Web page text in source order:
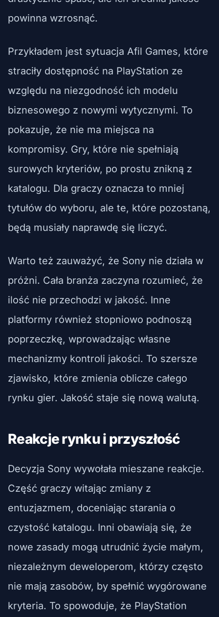
powinna wzrosnąć.
Przykładem jest sytuacja Afil Games, które
straciły dostępność na PlayStation ze
względu na niezgodność ich modelu
biznesowego z nowymi wytycznymi. To
pokazuje, że nie ma miejsca na
kompromisy. Gry, które nie spełniają
surowych kryteriów, po prostu znikną z
katalogu. Dla graczy oznacza to mniej
tytułów do wyboru, ale te, które pozostaną,
będą musiały naprawdę się liczyć.
Warto też zauważyć, że Sony nie działa w
próżni. Cała branża zaczyna rozumieć, że
ilość nie przechodzi w jakość. Inne
platformy również stopniowo podnoszą
poprzeczkę, wprowadzając własne
mechanizmy kontroli jakości. To szersze
zjawisko, które zmienia oblicze całego
rynku gier. Jakość staje się nową walutą.
Reakcje rynku i przyszłość
Decyzja Sony wywołała mieszane reakcje.
Część graczy witając zmiany z
entuzjazmem, doceniając starania o
czystość katalogu. Inni obawiają się, że
nowe zasady mogą utrudnić życie małym,
niezależnym deweloperom, którzy często
nie mają zasobów, by spełnić wygórowane
kryteria. To spowoduje, że PlayStation